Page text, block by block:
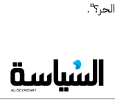
الحر؟".